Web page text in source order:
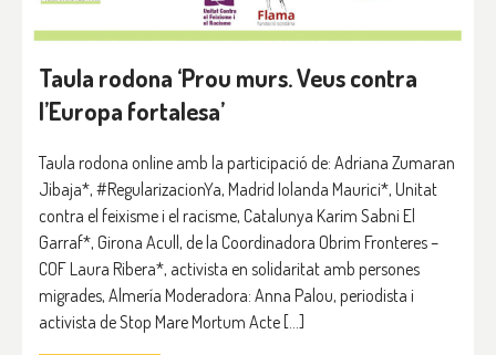
Taula rodona ‘Prou murs. Veus contra
l’Europa fortalesa’
Taula rodona online amb la participació de: Adriana Zumaran
Jibaja*, #RegularizacionYa, Madrid Iolanda Maurici*, Unitat
contra el feixisme i el racisme, Catalunya Karim Sabni El
Garraf*, Girona Acull, de la Coordinadora Obrim Fronteres –
COF Laura Ribera*, activista en solidaritat amb persones
migrades, Almería Moderadora: Anna Palou, periodista i
activista de Stop Mare Mortum Acte […]